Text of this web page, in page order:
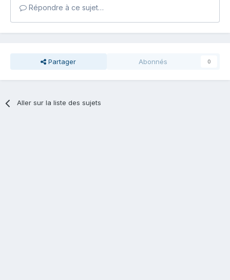
Répondre à ce sujet…
Partager Abonnés 0
Aller sur la liste des sujets